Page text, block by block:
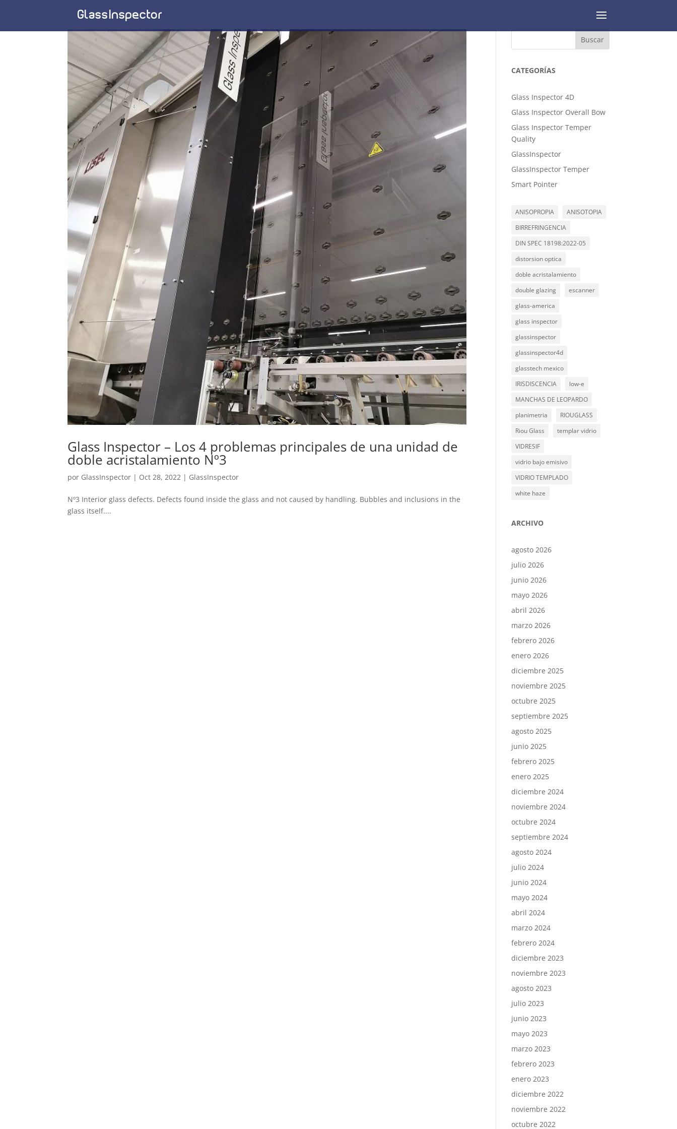
Glass Inspector – Los 4 problemas principales de una unidad de
doble acristalamiento Nº3
por GlassInspector | Oct 28, 2022 | GlassInspector
Nº3 Interior glass defects. Defects found inside the glass and not caused by handling. Bubbles and inclusions in the
glass itself....
Buscar
CATEGORÍAS
Glass Inspector 4D
Glass Inspector Overall Bow
Glass Inspector Temper
Quality
GlassInspector
GlassInspector Temper
Smart Pointer
ANISOPROPIA
ANISOTOPIA
BIRREFRINGENCIA
DIN SPEC 18198:2022-05
distorsion optica
doble acristalamiento
double glazing
escanner
glass-america
glass inspector
glassinspector
glassinspector4d
glasstech mexico
IRISDISCENCIA
low-e
MANCHAS DE LEOPARDO
planimetria
RIOUGLASS
Riou Glass
templar vidrio
VIDRESIF
vidrio bajo emisivo
VIDRIO TEMPLADO
white haze
ARCHIVO
agosto 2026
julio 2026
junio 2026
mayo 2026
abril 2026
marzo 2026
febrero 2026
enero 2026
diciembre 2025
noviembre 2025
octubre 2025
septiembre 2025
agosto 2025
junio 2025
febrero 2025
enero 2025
diciembre 2024
noviembre 2024
octubre 2024
septiembre 2024
agosto 2024
julio 2024
junio 2024
mayo 2024
abril 2024
marzo 2024
febrero 2024
diciembre 2023
noviembre 2023
agosto 2023
julio 2023
junio 2023
mayo 2023
marzo 2023
febrero 2023
enero 2023
diciembre 2022
noviembre 2022
octubre 2022